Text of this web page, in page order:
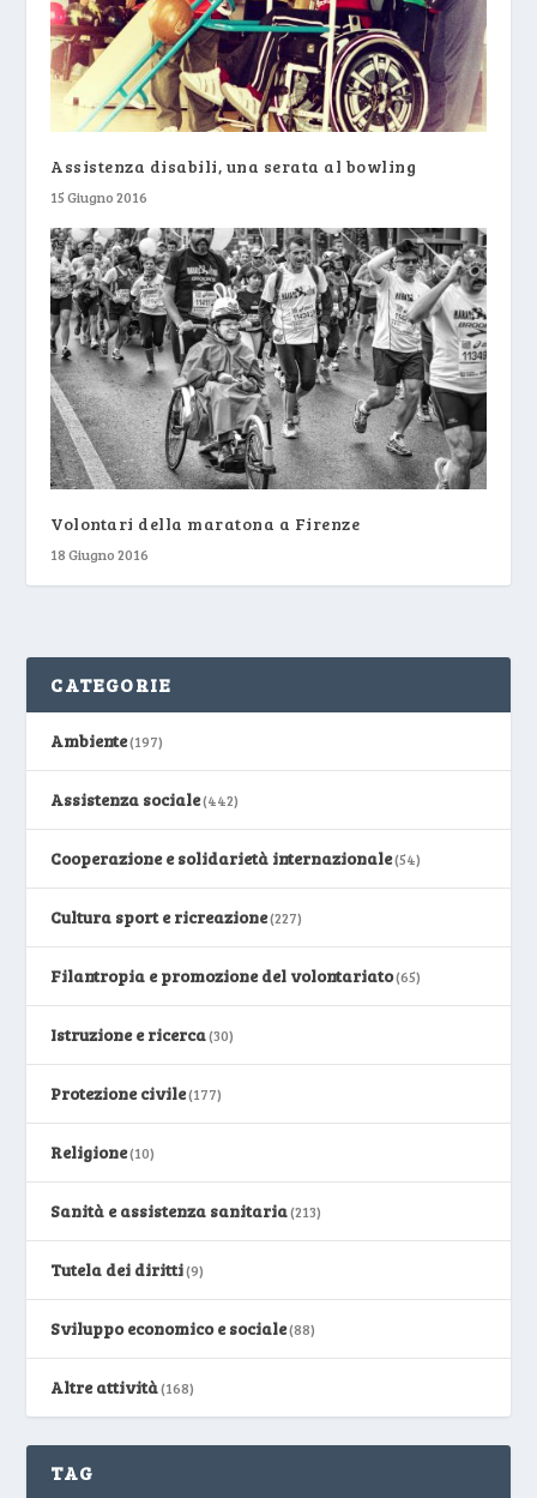
Assistenza disabili, una serata al bowling
15 Giugno 2016
Volontari della maratona a Firenze
18 Giugno 2016
CATEGORIE
Ambiente(197)
Assistenza sociale(442)
Cooperazione e solidarietà internazionale(54)
Cultura sport e ricreazione(227)
Filantropia e promozione del volontariato(65)
Istruzione e ricerca(30)
Protezione civile(177)
Religione(10)
Sanità e assistenza sanitaria(213)
Tutela dei diritti(9)
Sviluppo economico e sociale(88)
Altre attività(168)
TAG